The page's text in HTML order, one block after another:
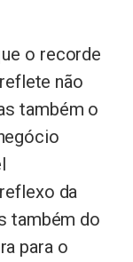
o recorde
não
também o
da
também do
para o